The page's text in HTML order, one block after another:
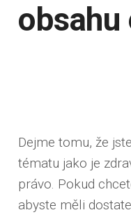
Dejme tomu, že
tématu jako je
právo. Pokud
abyste měli